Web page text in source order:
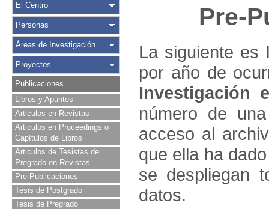
El Centro
Personas
Áreas de Investigación
Proyectos
Publicaciones
Libros y Apuntes
Articulos en Revistas
Articulos en Proceedings o
Capítulos de Libros
Articulos de Tesistas de
Pregrado en Revistas
Pre-Publicaciones
Tesis de Postgrado
Tesis de Pregrado
Pre-
La siguiente es
por año de
Investigación
número de
acceso al
que ella ha
se despliegan
datos.